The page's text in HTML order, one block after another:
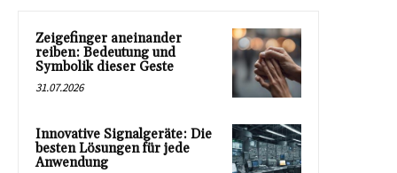
Zeigefinger aneinander
reiben: Bedeutung und
Symbolik dieser Geste
31.07.2026
Innovative Signalgeräte: Die
besten Lösungen für jede
Anwendung